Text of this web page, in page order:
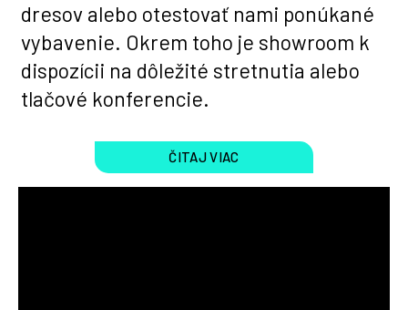
dresov alebo otestovať nami ponúkané
vybavenie. Okrem toho je showroom k
dispozícii na dôležité stretnutia alebo
tlačové konferencie.
ČITAJ VIAC